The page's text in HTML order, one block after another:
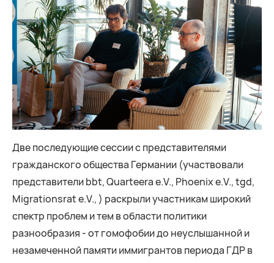
Две последующие сессии с представителями
гражданского общества Германии (участвовали
представители bbt, Quarteera e.V., Phoenix e.V., tgd,
Migrationsrat e.V., ) раскрыли участникам широкий
спектр проблем и тем в области политики
разнообразия - от гомофобии до неуслышанной и
незамеченной памяти иммигрантов периода ГДР в